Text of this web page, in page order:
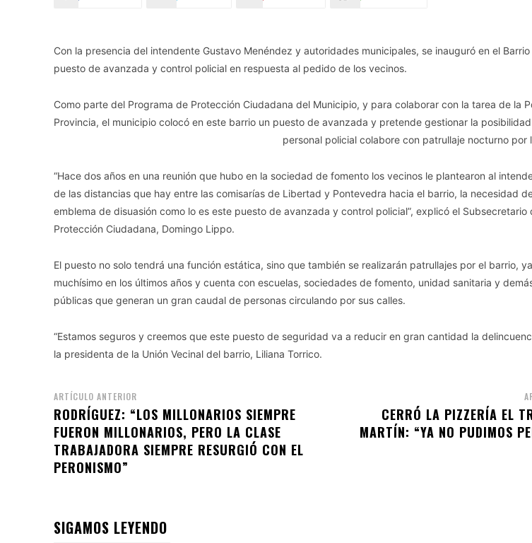
Con la presencia del intendente Gustavo Menéndez y autoridades municipales, se inauguró en el
puesto de avanzada y control policial en respuesta al pedido de los vecinos.
Como parte del Programa de Protección Ciudadana del Municipio, y para colaborar con la tarea de la
Provincia, el municipio colocó en este barrio un puesto de avanzada y pretende gestionar la
personal policial colabore con patrullaje nocturno por
“Hace dos años en una reunión que hubo en la sociedad de fomento los vecinos le plantearon al
de las distancias que hay entre las comisarías de Libertad y Pontevedra hacia el barrio, la necesidad
emblema de disuasión como lo es este puesto de avanzada y control policial”, explicó el Subsecretario
Protección Ciudadana, Domingo Lippo.
El puesto no solo tendrá una función estática, sino que también se realizarán patrullajes por el barrio,
muchísimo en los últimos años y cuenta con escuelas, sociedades de fomento, unidad sanitaria y
públicas que generan un gran caudal de personas circulando por sus calles.
“Estamos seguros y creemos que este puesto de seguridad va a reducir en gran cantidad la
la presidenta de la Unión Vecinal del barrio, Liliana Torrico.
ARTÍCULO ANTERIOR
RODRÍGUEZ: “LOS MILLONARIOS SIEMPRE
FUERON MILLONARIOS, PERO LA CLASE
TRABAJADORA SIEMPRE RESURGIÓ CON EL
PERONISMO”
CERRÓ LA PIZZERÍA EL
MARTÍN: “YA NO PUDIMOS
SIGAMOS LEYENDO